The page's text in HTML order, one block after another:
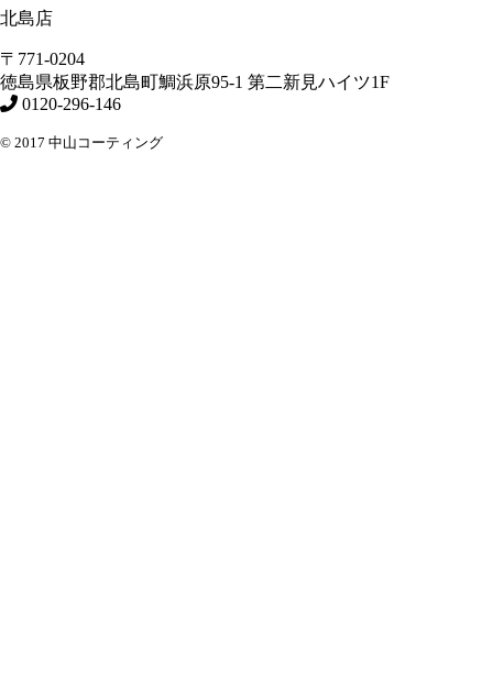
北島店
〒771-0204
徳島県板野郡北島町鯛浜原95-1 第二新見ハイツ1F
0120-296-146
© 2017 中山コーティング